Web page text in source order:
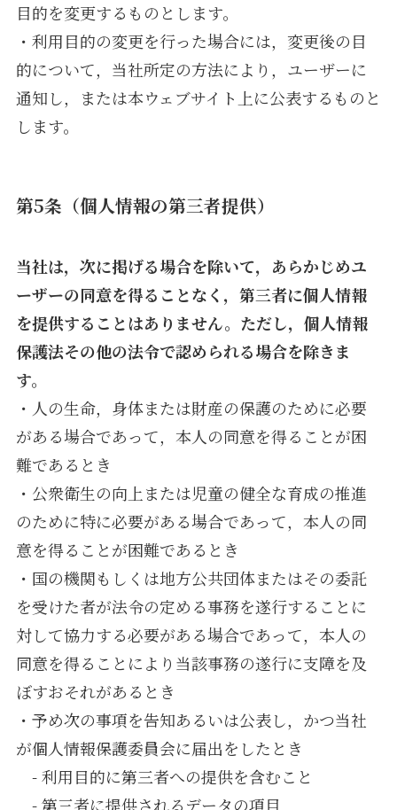
目的を変更するものとします。
・利用目的の変更を行った場合には，変更後の目
的について，当社所定の方法により，ユーザーに
通知し，または本ウェブサイト上に公表するものと
します。
第5条（個人情報の第三者提供）
当社は，次に掲げる場合を除いて，あらかじめユ
ーザーの同意を得ることなく，第三者に個人情報
を提供することはありません。ただし，個人情報
保護法その他の法令で認められる場合を除きま
す。
・人の生命，身体または財産の保護のために必要
がある場合であって，本人の同意を得ることが困
難であるとき
・公衆衛生の向上または児童の健全な育成の推進
のために特に必要がある場合であって，本人の同
意を得ることが困難であるとき
・国の機関もしくは地方公共団体またはその委託
を受けた者が法令の定める事務を遂行することに
対して協力する必要がある場合であって，本人の
同意を得ることにより当該事務の遂行に支障を及
ぼすおそれがあるとき
・予め次の事項を告知あるいは公表し，かつ当社
が個人情報保護委員会に届出をしたとき
- 利用目的に第三者への提供を含むこと
- 第三者に提供されるデータの項目